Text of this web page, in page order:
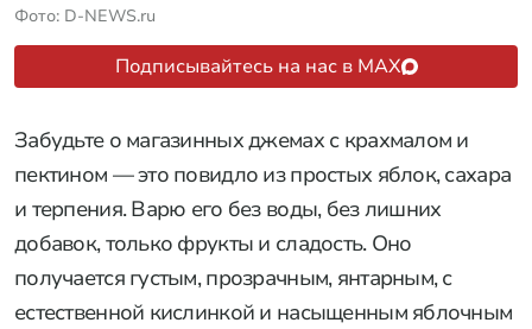
Фото: D-NEWS.ru
Подписывайтесь на нас в MAX
Забудьте о магазинных джемах с крахмалом и
пектином — это повидло из простых яблок, сахара
и терпения. Варю его без воды, без лишних
добавок, только фрукты и сладость. Оно
получается густым, прозрачным, янтарным, с
естественной кислинкой и насыщенным яблочным